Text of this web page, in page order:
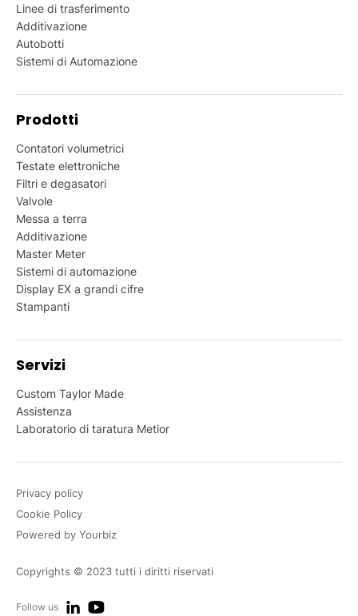
Linee di trasferimento
Additivazione
Autobotti
Sistemi di Automazione
Prodotti
Contatori volumetrici
Testate elettroniche
Filtri e degasatori
Valvole
Messa a terra
Additivazione
Master Meter
Sistemi di automazione
Display EX a grandi cifre
Stampanti
Servizi
Custom Taylor Made
Assistenza
Laboratorio di taratura Metior
Privacy policy
Cookie Policy
Powered by Yourbiz
Copyrights © 2023 tutti i diritti riservati
Follow us